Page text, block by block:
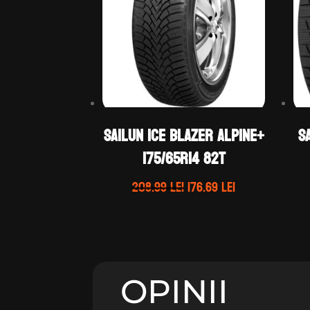
Sailun ICE BLAZER ALPINE+
175/65R14 82T
208.99leiPrețul
176.69leiPrețul
OPINII